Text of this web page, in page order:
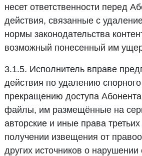
несет ответственности перед
действия, связанные с
нормы законодательства
возможный понесенный им
3.1.5. Исполнитель вправе
действия по удалению
прекращению доступа Абонента
файлы, им размещённые на
авторские и иные права
получении извещения от
других источников о нарушении